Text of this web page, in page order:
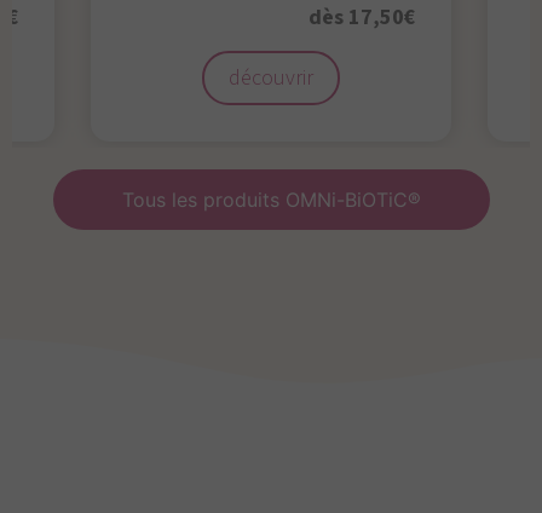
dès 17,50€
découvrir
Tous les produits OMNi-BiOTiC®